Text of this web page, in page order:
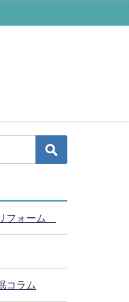
フォーム
コラム